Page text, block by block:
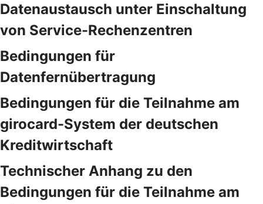
Datenaustausch unter Einschaltung
von Service-Rechenzentren
Bedingungen für
Datenfernübertragung
Bedingungen für die Teilnahme am
girocard-System der deutschen
Kreditwirtschaft
Technischer Anhang zu den
Bedingungen für die Teilnahme am